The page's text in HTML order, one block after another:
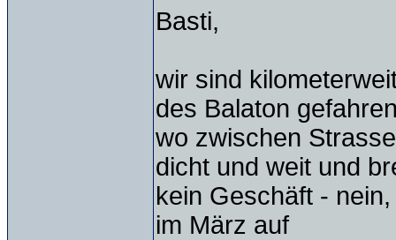
Basti,
wir sind
des Balaton
wo zwischen
dicht und weit und
kein Geschäft -
im März auf